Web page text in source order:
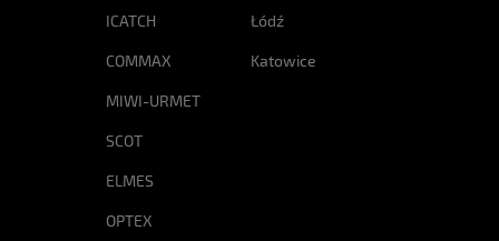
ICATCH
COMMAX
MIWI-URMET
SCOT
ELMES
OPTEX
Łódź
Katowice